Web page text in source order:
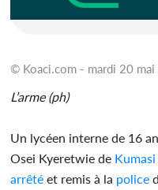
© Koaci.com - mardi 20
L’arme (ph)
Un lycéen interne de 16
Osei Kyeretwie de Kumasi
arrêté et remis à la police